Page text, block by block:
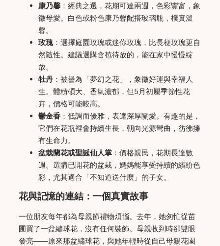
康乃馨 ：經典之選，花期可達兩週，色彩豐富，象
徵母愛。白色或粉色康乃馨配搭玻璃瓶，樸實溫
馨。
玫瑰：選擇庭園玫瑰或迷你玫瑰，比長梗玫瑰更自
然隨性。建議選購含苞待放的，能在家中慢慢綻
放。
牡丹 ：被譽為「夢幻之花」，象徵好運與幸福人
生。體積碩大、香氣濃郁，但5月初屬季節性花
卉，價格可能較高。
鬱金香 ：低調而優雅，表達深厚關愛。有趣的是，
它們在花瓶裡會持續生長，朝向光源彎曲，彷彿擁
有生命力。
盆栽蘭花或聖誕仙人掌 ：價格親民，花期長達數
週。選購已開花的盆栽，媽媽能享受持續的繽紛色
彩，尤其適合「不知道送什麼」的子女。
花與記憶的連結：一個真實故事
一位朋友每年都為母親節禮物煩惱。去年，她匆忙從苗
圃買了一盆繡球花，沒有任何裝飾。母親收到時卻雙眼
發亮——原來那盆繡球花，與她年輕時從自己母親花園